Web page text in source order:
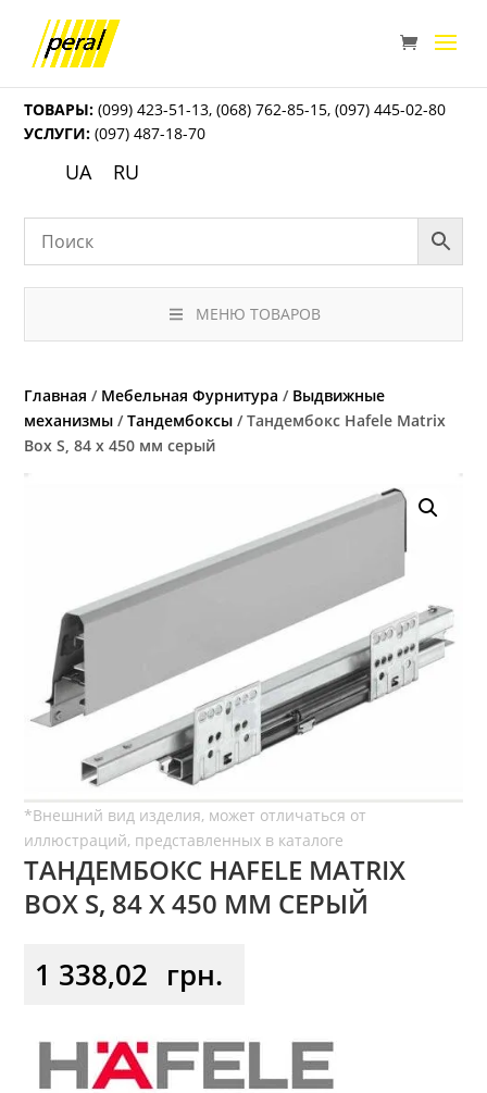
ТОВАРЫ: (099) 423-51-13,(068) 762-85-15,(097) 445-02-80
УСЛУГИ: (097) 487-18-70
UA RU
МЕНЮ ТОВАРОВ
Главная / Мебельная Фурнитура / Выдвижные
механизмы /Тандембоксы / Тандембокс Hafele Matrix
Box S, 84 х 450 мм серый
ТАНДЕМБОКС HAFELE MATRIX
BOX S, 84 Х 450 ММ СЕРЫЙ
1 338,02 грн.